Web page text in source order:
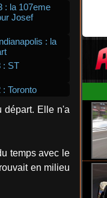
: la 107eme
Josef
: la
: ST
Toronto
départ. Elle n'a
temps avec le
en milieu